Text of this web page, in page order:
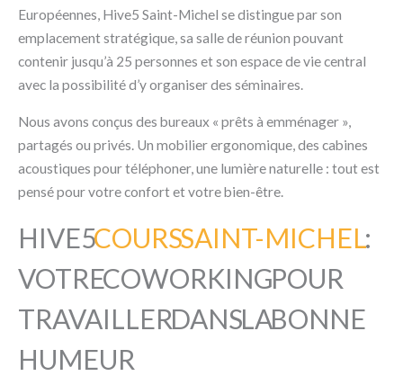
Européennes, Hive5 Saint-Michel se distingue par son
emplacement stratégique, sa salle de réunion pouvant
contenir jusqu’à 25 personnes et son espace de vie central
avec la possibilité d’y organiser des séminaires.
Nous avons conçus des bureaux « prêts à emménager »,
partagés ou privés. Un mobilier ergonomique, des cabines
acoustiques pour téléphoner, une lumière naturelle : tout est
pensé pour votre confort et votre bien-être.
HIVE5COURS SAINT-MICHEL:
VOTRE COWORKING POUR
TRAVAILLER DANS LA BONNE
HUMEUR